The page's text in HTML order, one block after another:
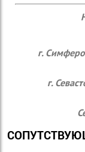
г.
г.